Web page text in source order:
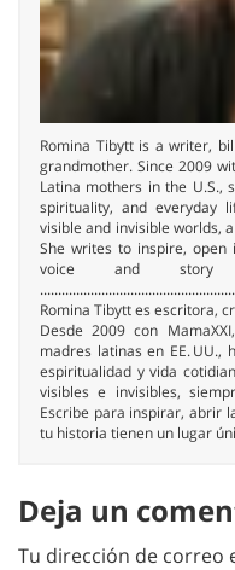
Romina Tibytt is a writer,
grandmother. Since 2009
Latina mothers in the U.S.,
spirituality, and everyday
visible and invisible worlds,
She writes to inspire,
voice and
Romina Tibytt es escritora,
Desde 2009 con
madres latinas en EE. UU.,
espiritualidad y vida
visibles e invisibles,
Escribe para inspirar, abrir
tu historia tienen un lugar
Deja un
Tu dirección de correo